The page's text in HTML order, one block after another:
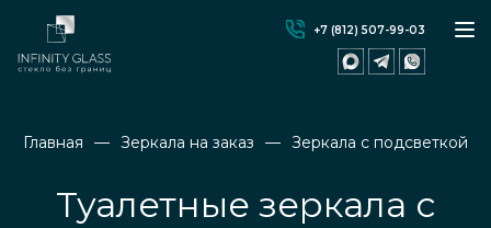
+7 (812) 507-99-03
Главная Зеркала на заказ Зеркала с подсветкой
Туалетные зеркала с